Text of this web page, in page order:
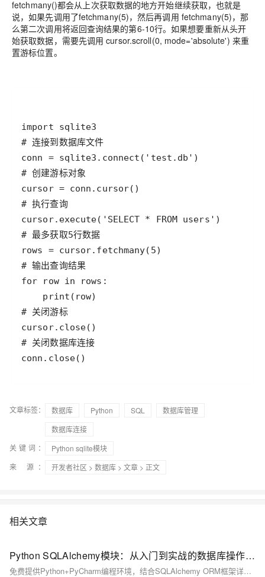
fetchmany()都会从上次获取数据的地方开始继续获取，也就是
说，如果先调用了fetchmany(5)，然后再调用 fetchmany(5)，那
么第二次调用将返回查询结果的第6-10行。如果想要重新从头开
始获取数据，需要先调用 cursor.scroll(0, mode='absolute') 来重
置游标位置。
import
sqlite3
# 连接到数据库文件
conn
= sqlite3 . connect ( 'test.db'
# 创建游标对象
cursor = conn . cursor
# 执行查询
cursor. execute( 'SELECT * FROM users'
# 最多获取5行数据
rows
= cursor. fetchmany( 5
# 输出查询结果
for
row in rows
print ( row
# 关闭游标
cursor. close
# 关闭数据库连接
conn . close()
文章标签： 数据库 Python SQL
数据库管理
数据库连接
关键词：
Python sqlite模块
来 源：
开发者社区 > 数据库 > 文章 > 正文
相关文章
Python SQLAlchemy模块：从入门到实战的数据库操作指南
免费提供Python+PyCharm编程环境，结合SQLAlchemy ORM框架详解数据库开发。涵盖连接配置、模型定义、CRUD操作、事务控制及Alembic迁移工具，以电商订单系统为例，深入讲解高并发场景下的性能优化与最佳实践，助你高效构建数据驱动应用。